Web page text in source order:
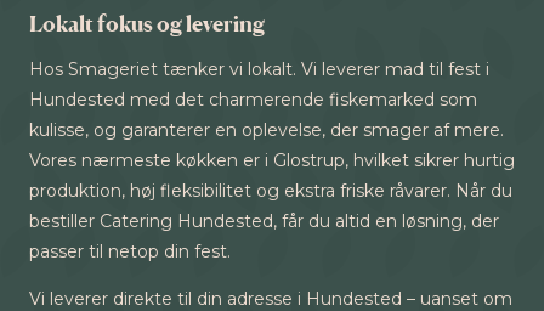
Lokalt fokus og levering
Hos Smageriet tænker vi lokalt. Vi leverer mad til fest i
Hundested med det charmerende fiskemarked som
kulisse, og garanterer en oplevelse, der smager af mere.
Vores nærmeste køkken er i Glostrup, hvilket sikrer hurtig
produktion, høj fleksibilitet og ekstra friske råvarer. Når du
bestiller Catering Hundested, får du altid en løsning, der
passer til netop din fest.
Vi leverer direkte til din adresse i Hundested – uanset om